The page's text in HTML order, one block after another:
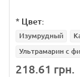
* Цвет:
Изумрудный
Ультрамарин с
218.61 грн.